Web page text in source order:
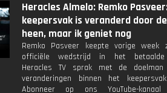
Heracles Almelo: Remko
keepersvak is veranderd door
heen, maar ik geniet nog
Remko Pasveer keepte vorige week
officiële wedstrijd in het betaalde
Heracles TV sprak met de
veranderingen binnen het
Abonneer op ons YouTube-